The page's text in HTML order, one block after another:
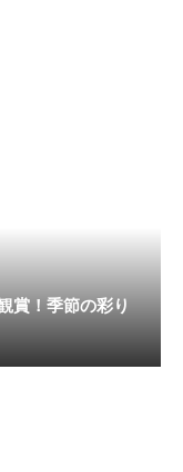
賞！季節の彩り